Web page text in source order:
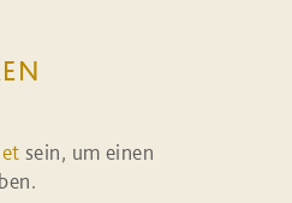
sein, um einen